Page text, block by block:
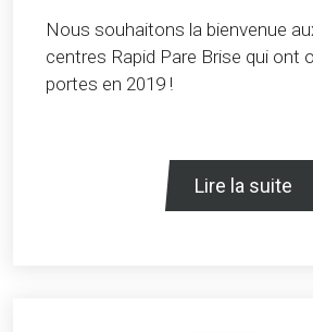
Nous souhaitons la bienvenue
centres Rapid Pare Brise qui ont
portes en 2019 !
Lire la suite